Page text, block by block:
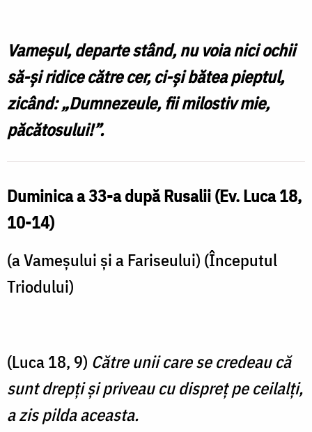
Vameşul, departe stând, nu voia nici ochii
să-şi ridice către cer, ci-şi bătea pieptul,
zicând: „Dumnezeule, fii milostiv mie,
păcătosului!”.
Duminica a 33-a după Rusalii (Ev. Luca 18,
10-14)
(a Vameșului și a Fariseului) (Începutul
Triodului)
(Luca 18, 9) Către unii care se credeau că
sunt drepţi şi priveau cu dispreţ pe ceilalţi,
a zis pilda aceasta.